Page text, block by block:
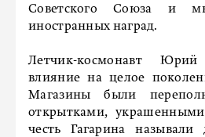
Советского Союза и
иностранных наград.
Летчик-космонавт
влияние на целое
Магазины были
открытками,
честь Гагарина